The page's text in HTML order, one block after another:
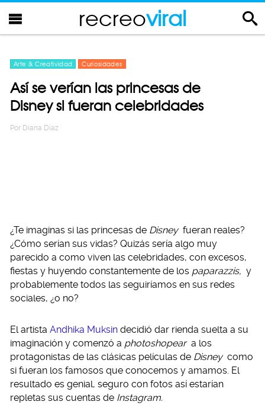
recreoviral
Arte & Creatividad Curiosidades
Así se verían las princesas de
Disney si fueran celebridades
Por Diana Diaz
¿Te imaginas si las princesas de Disney fueran reales?
¿Cómo serían sus vidas? Quizás sería algo muy
parecido a como viven las celebridades, con excesos,
fiestas y huyendo constantemente de los paparazzis, y
probablemente todos las seguiríamos en sus redes
sociales, ¿o no?
El artista Andhika Muksin decidió dar rienda suelta a su
imaginación y comenzó a photoshopear a los
protagonistas de las clásicas películas de Disney como
si fueran los famosos que conocemos y amamos. El
resultado es genial, seguro con fotos así estarían
repletas sus cuentas de Instagram.